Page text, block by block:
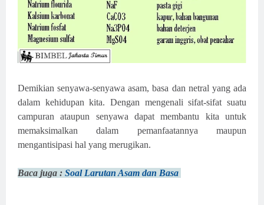
Demikian senyawa-senyawa asam, basa dan netral yang ada
dalam kehidupan kita. Dengan mengenali sifat-sifat suatu
campuran ataupun senyawa dapat membantu kita untuk
memaksimalkan dalam pemanfaatannya maupun
mengantisipasi hal yang merugikan.
Baca juga : Soal Larutan Asam dan Basa